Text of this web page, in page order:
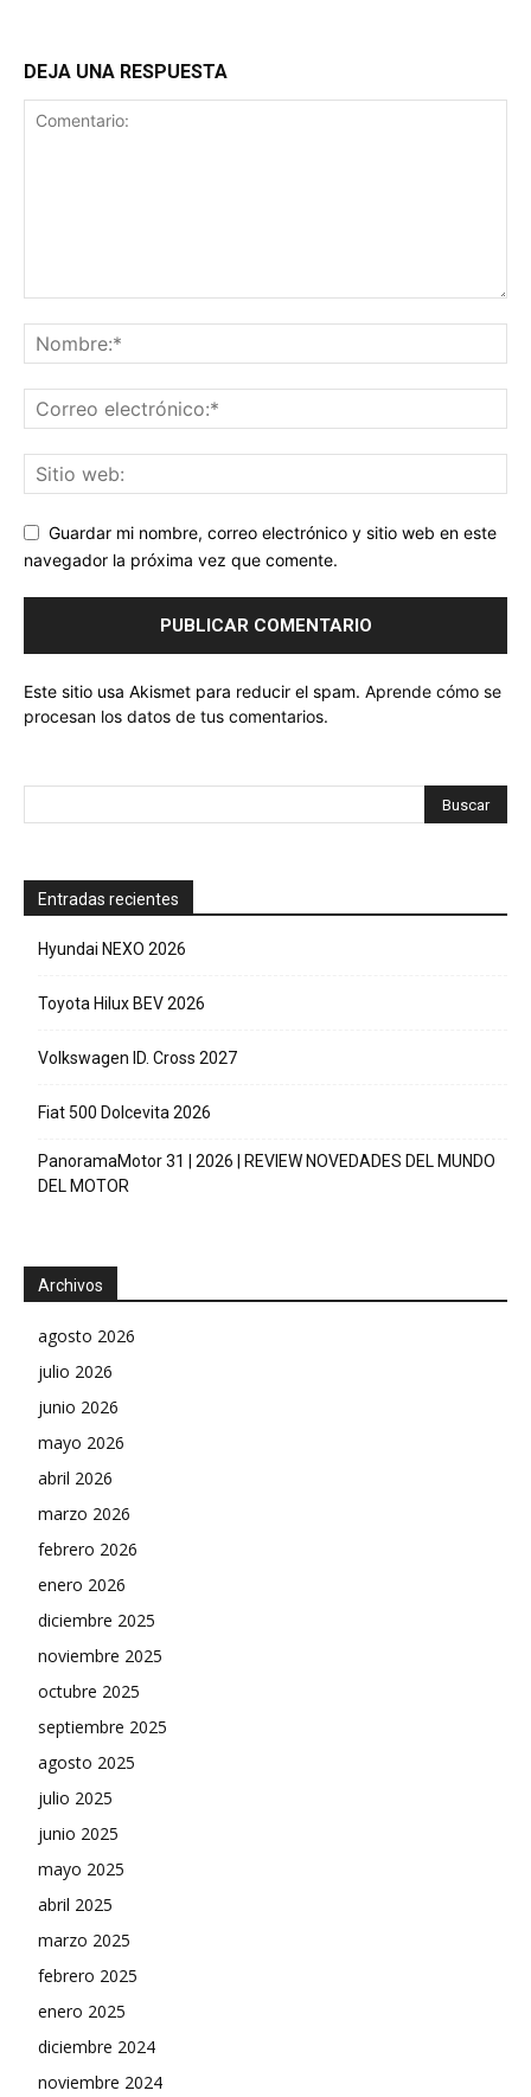
DEJA UNA RESPUESTA
Guardar mi nombre, correo electrónico y sitio web en este
navegador la próxima vez que comente.
Este sitio usa Akismet para reducir el spam. Aprende cómo se
procesan los datos de tus comentarios.
Entradas recientes
Hyundai NEXO 2026
Toyota Hilux BEV 2026
Volkswagen ID. Cross 2027
Fiat 500 Dolcevita 2026
PanoramaMotor 31 | 2026 | REVIEW NOVEDADES DEL MUNDO
DEL MOTOR
Archivos
agosto 2026
julio 2026
junio 2026
mayo 2026
abril 2026
marzo 2026
febrero 2026
enero 2026
diciembre 2025
noviembre 2025
octubre 2025
septiembre 2025
agosto 2025
julio 2025
junio 2025
mayo 2025
abril 2025
marzo 2025
febrero 2025
enero 2025
diciembre 2024
noviembre 2024